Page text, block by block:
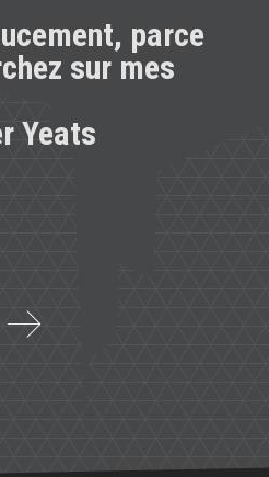
parce
sur mes
Yeats